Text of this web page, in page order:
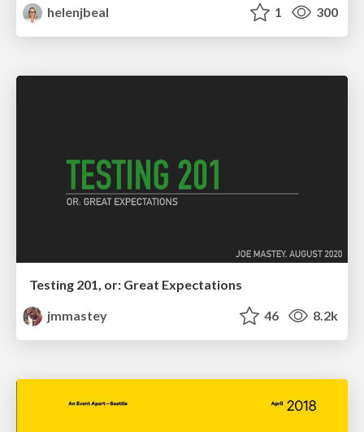
helenjbeal
1 300
Testing 201, or: Great Expectations
jmmastey
46 8.2k